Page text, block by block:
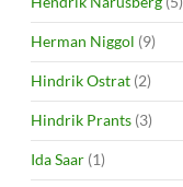
Herman Niggol (9)
Hindrik Ostrat (2)
Hindrik Prants (3)
Ida Saar (1)